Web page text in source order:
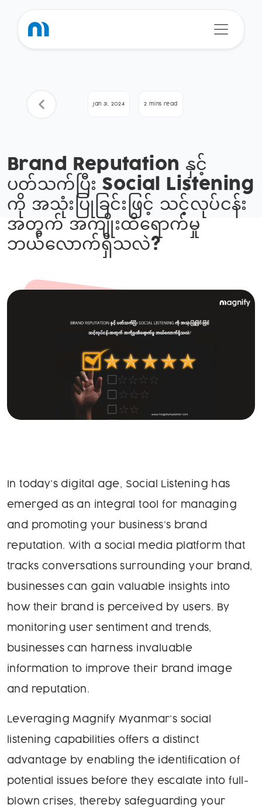
Jan 31, 2024 2 mins read
Brand Reputation နှင့်
ပတ်သက်ပြီး Social Listening
ကို အသုံးပြုခြင်းဖြင့် သင့်လုပ်ငန်း
အတွက် အကျိုးထိရောက်မှု
ဘယ်လောက်ရှိသလဲ?
In today’s digital age, Social Listening has
emerged as an integral tool for managing
and promoting your business’s brand
reputation. With a social media platform that
tracks conversations surrounding your brand,
businesses can gain valuable insights into
how their brand is perceived by users. By
monitoring user sentiment and trends,
businesses can harness invaluable
information to improve their brand image
and reputation.
Leveraging Magnify Myanmar’s social
listening capabilities offers a distinct
advantage by enabling the identification of
potential issues before they escalate into full-
blown crises, thereby safeguarding your